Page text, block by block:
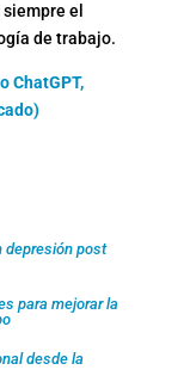
el
de trabajo.
ChatGPT,
depresión post
para mejorar la
desde la